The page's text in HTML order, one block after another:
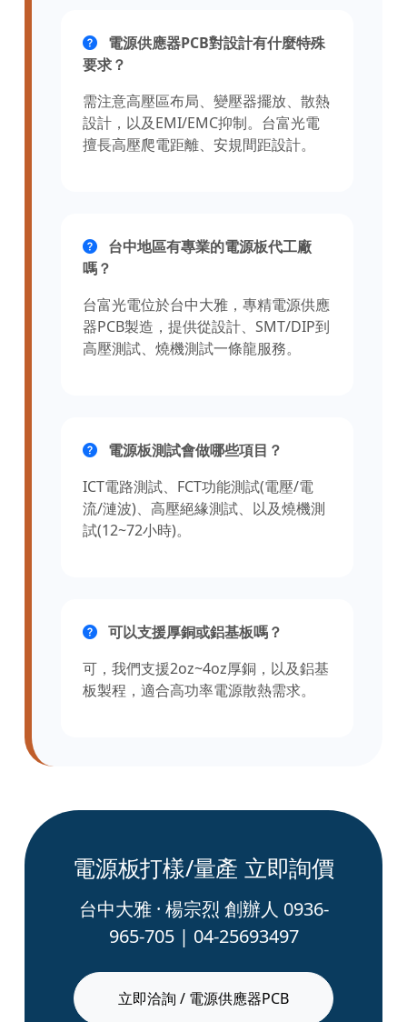
電源供應器PCB對設計有什麼特殊
要求？
需注意高壓區布局、變壓器擺放、散熱
設計，以及EMI/EMC抑制。台富光電
擅長高壓爬電距離、安規間距設計。
台中地區有專業的電源板代工廠
嗎？
台富光電位於台中大雅，專精電源供應
器PCB製造，提供從設計、SMT/DIP到
高壓測試、燒機測試一條龍服務。
電源板測試會做哪些項目？
ICT電路測試、FCT功能測試(電壓/電
流/漣波)、高壓絕緣測試、以及燒機測
試(12~72小時)。
可以支援厚銅或鋁基板嗎？
可，我們支援2oz~4oz厚銅，以及鋁基
板製程，適合高功率電源散熱需求。
電源板打樣/量產 立即詢價
台中大雅 · 楊宗烈 創辦人 0936-
965-705 | 04-25693497
立即洽詢 / 電源供應器PCB